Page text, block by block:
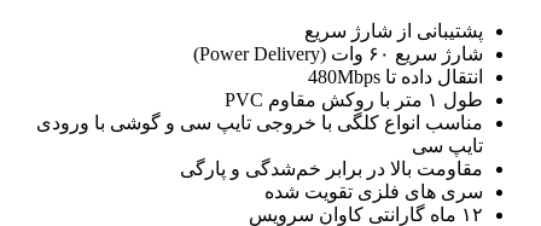
پشتیبانی از شارژ سریع
شارژ سریع ۶۰ وات (Power Delivery)
انتقال داده تا 480Mbps
طول ۱ متر با روکش مقاوم PVC
مناسب انواع کلگی با خروجی تایپ سی و گوشی با ورودی
تایپ سی
مقاومت بالا در برابر خم‌شدگی و پارگی
سری های فلزی تقویت شده
۱۲ ماه گارانتی کاوان سرویس